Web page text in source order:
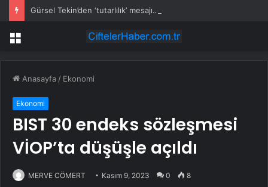
Menü
Anasayfa / Ekonomi
Ekonomi
BIST 30 endeks sözleşmesi
VİOP’ta düşüşle açıldı
MERVE CÖMERT Kasım 9, 2023 0 8